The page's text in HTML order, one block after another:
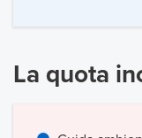
La quota